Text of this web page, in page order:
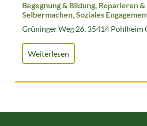
Begegnung & Bildung, Reparieren &
Selbermachen, Soziales
Grüninger Weg 26, 35414 Pohlheim
Weiterlesen